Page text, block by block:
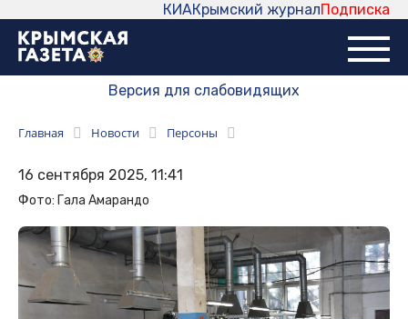
Подписка
Крымский журнал
КИА
Версия для слабовидящих
Главная Новости Персоны
16 сентября 2025, 11:41
Фото: Гала Амарандо